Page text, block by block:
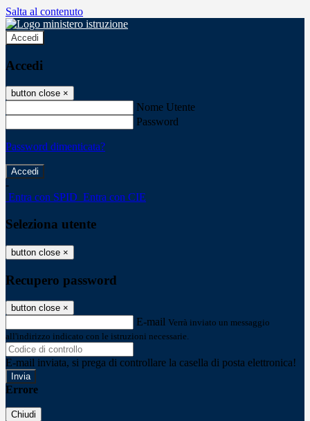
Salta al contenuto
Accedi
Accedi
button close ×
Nome Utente
Password
Password dimenticata?
-
Entra con SPID Entra con CIE
Seleziona utente
button close ×
Recupero password
button close ×
E-mail Verrà inviato un messaggio
all'indirizzo indicato con le istruzioni necessarie.
E-mail inviata, si prega di controllare la casella di posta elettronica!
Errore
Chiudi